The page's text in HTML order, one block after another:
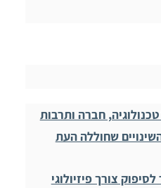
חברה ותרבות
שחוללה העת
צורך פיזיולוגי